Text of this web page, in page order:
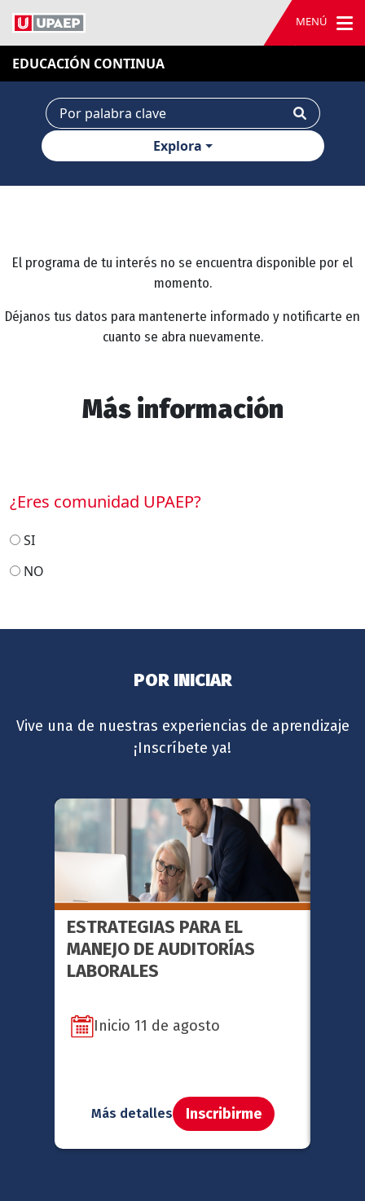
MENÚ
EDUCACIÓN CONTINUA
Explora
El programa de tu interés no se encuentra disponible por el
momento.
Déjanos tus datos para mantenerte informado y notificarte en
cuanto se abra nuevamente.
Más información
¿Eres comunidad UPAEP?
SI
NO
POR INICIAR
Vive una de nuestras experiencias de aprendizaje
¡Inscríbete ya!
ESTRATEGIAS PARA EL
MANEJO DE AUDITORÍAS
LABORALES
Inicio 11 de agosto
Más detalles Inscribirme